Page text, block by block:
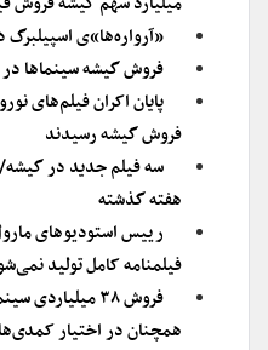
«آرواره‌ها»ی
فروش گیشه سینماها در مرداد ماه
پایان اکران فیلم‌های
فروش گیشه رسیدند
هفته گذشته
رییس استودیوهای
فیلمنامه کامل تولید
فروش ۳۸
همچنان در اختیار